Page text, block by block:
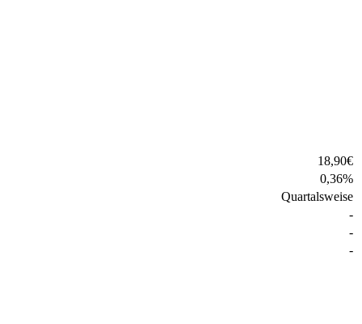
18,90€
0,36%
Quartalsweise
-
-
-